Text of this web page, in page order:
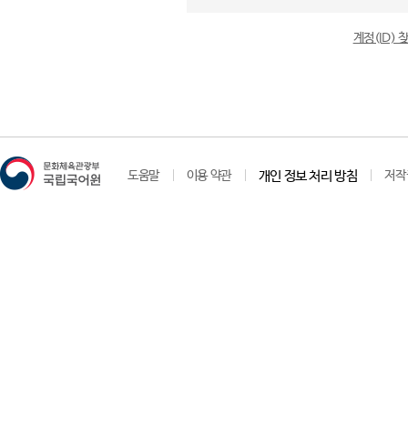
계정(ID)
도움말 이용 약관 개인 정보 처리 방침 저